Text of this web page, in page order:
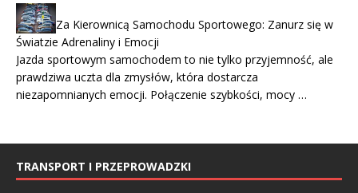
Za Kierownicą Samochodu Sportowego: Zanurz się w
Światzie Adrenaliny i Emocji
Jazda sportowym samochodem to nie tylko przyjemność, ale
prawdziwa uczta dla zmysłów, która dostarcza
niezapomnianych emocji. Połączenie szybkości, mocy …
TRANSPORT I PRZEPROWADZKI